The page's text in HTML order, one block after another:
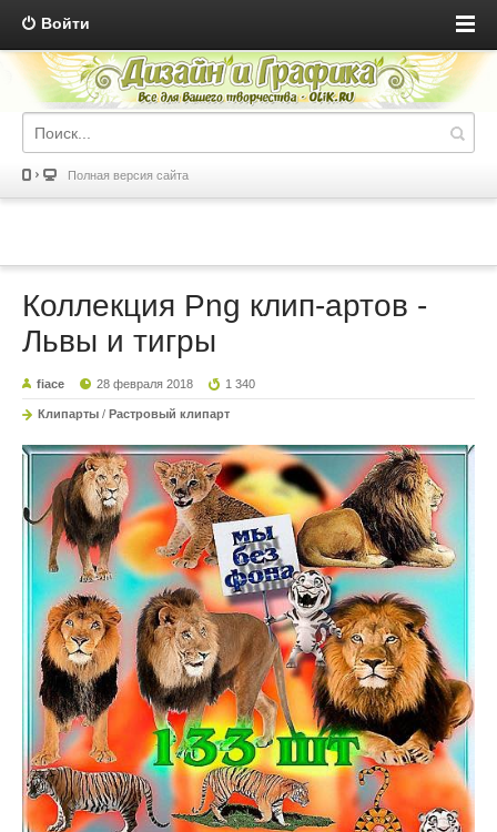
Войти
Полная версия сайта
Коллекция Png клип-артов -
Львы и тигры
fiace 28 февраля 2018 1 340
Клипарты / Растровый клипарт